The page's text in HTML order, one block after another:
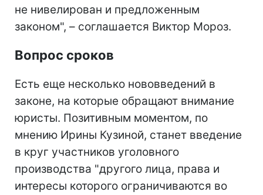
не нивелирован и предложенным
законом", – соглашается Виктор Мороз.
Вопрос сроков
Есть еще несколько нововведений в
законе, на которые обращают внимание
юристы. Позитивным моментом, по
мнению Ирины Кузиной, станет введение
в круг участников уголовного
производства "другого лица, права и
интересы которого ограничиваются во